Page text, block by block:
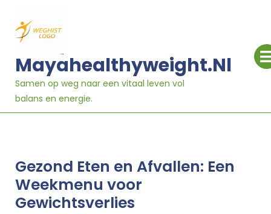
naar
inhoud
Mayahealthyweight.nl
Samen op weg naar een vitaal leven vol
balans en energie.
Gezond Eten en Afvallen: Een
Weekmenu voor
Gewichtsverlies